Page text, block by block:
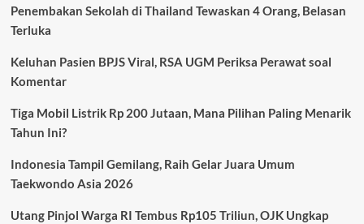
Penembakan Sekolah di Thailand Tewaskan 4 Orang, Belasan
Terluka
Keluhan Pasien BPJS Viral, RSA UGM Periksa Perawat soal
Komentar
Tiga Mobil Listrik Rp 200 Jutaan, Mana Pilihan Paling Menarik
Tahun Ini?
Indonesia Tampil Gemilang, Raih Gelar Juara Umum
Taekwondo Asia 2026
Utang Pinjol Warga RI Tembus Rp105 Triliun, OJK Ungkap